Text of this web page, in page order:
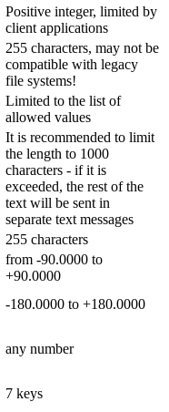
Positive integer, limited by
client applications
255 characters, may not be
compatible with legacy
file systems!
Limited to the list of
allowed values
It is recommended to limit
the length to 1000
characters - if it is
exceeded, the rest of the
text will be sent in
separate text messages
255 characters
from -90.0000 to
+90.0000
-180.0000 to +180.0000
any number
7 keys